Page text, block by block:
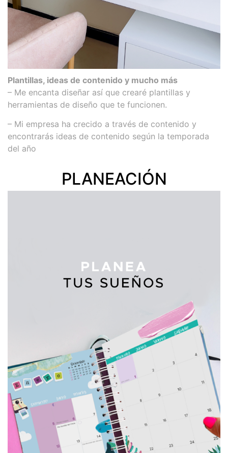
Plantillas, ideas de contenido y mucho más
– Me encanta diseñar así que crearé plantillas y
herramientas de diseño que te funcionen.
– Mi empresa ha crecido a través de contenido y
encontrarás ideas de contenido según la temporada
del año
PLANEACIÓN